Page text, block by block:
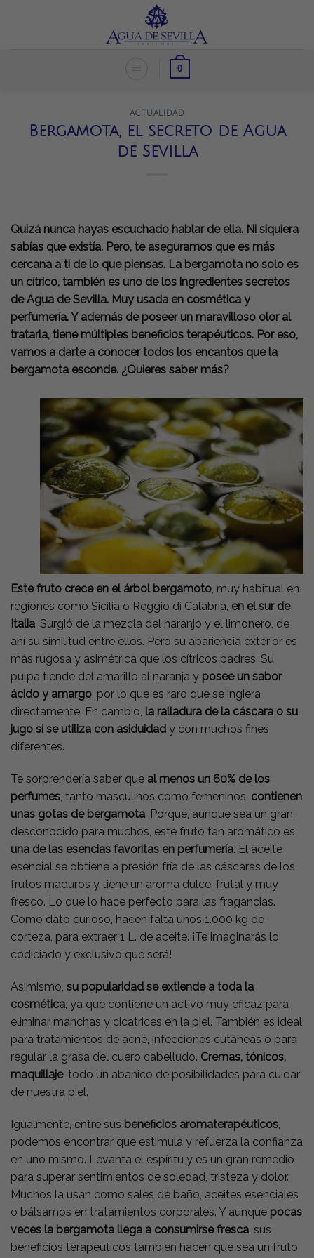
0
ACTUALIDAD
Bergamota, el secreto de Agua
de Sevilla
Quizá nunca hayas escuchado hablar de ella. Ni siquiera
sabías que existía. Pero, te aseguramos que es más
cercana a ti de lo que piensas. La bergamota no solo es
un cítrico, también es uno de los ingredientes secretos
de Agua de Sevilla. Muy usada en cosmética y
perfumería. Y además de poseer un maravilloso olor al
tratarla, tiene múltiples beneficios terapéuticos. Por eso,
vamos a darte a conocer todos los encantos que la
bergamota esconde. ¿Quieres saber más?
Este fruto crece en el árbol bergamoto, muy habitual en
regiones como Sicilia o Reggio di Calabria, en el sur de
Italia. Surgió de la mezcla del naranjo y el limonero, de
ahí su similitud entre ellos. Pero su apariencia exterior es
más rugosa y asimétrica que los cítricos padres. Su
pulpa tiende del amarillo al naranja y posee un sabor
ácido y amargo, por lo que es raro que se ingiera
directamente. En cambio, la ralladura de la cáscara o su
jugo sí se utiliza con asiduidad y con muchos fines
diferentes.
Te sorprendería saber que al menos un 60% de los
perfumes, tanto masculinos como femeninos, contienen
unas gotas de bergamota. Porque, aunque sea un gran
desconocido para muchos, este fruto tan aromático es
una de las esencias favoritas en perfumería. El aceite
esencial se obtiene a presión fría de las cáscaras de los
frutos maduros y tiene un aroma dulce, frutal y muy
fresco. Lo que lo hace perfecto para las fragancias.
Como dato curioso, hacen falta unos 1.000 kg de
corteza, para extraer 1 L. de aceite. ¡Te imaginarás lo
codiciado y exclusivo que será!
Asimismo, su popularidad se extiende a toda la
cosmética, ya que contiene un activo muy eficaz para
eliminar manchas y cicatrices en la piel. También es ideal
para tratamientos de acné, infecciones cutáneas o para
regular la grasa del cuero cabelludo. Cremas, tónicos,
maquillaje, todo un abanico de posibilidades para cuidar
de nuestra piel.
Igualmente, entre sus beneficios aromaterapéuticos
podemos encontrar que estimula y refuerza la confianza
en uno mismo. Levanta el espíritu y es un gran remedio
para superar sentimientos de soledad, tristeza y dolor.
Muchos la usan como sales de baño, aceites esenciales
o bálsamos en tratamientos corporales. Y aunque pocas
veces la bergamota llega a consumirse fresca , sus
beneficios terapéuticos también hacen que sea un fruto